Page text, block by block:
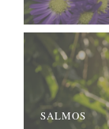
SALMOS